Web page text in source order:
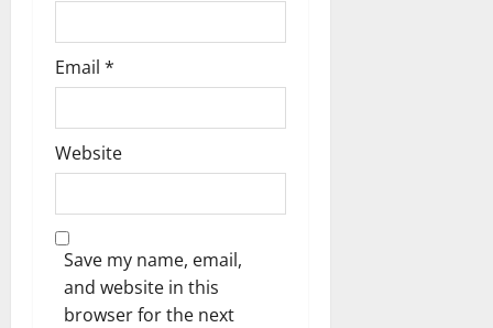
Email *
Website
Save my name, email,
and website in this
browser for the next